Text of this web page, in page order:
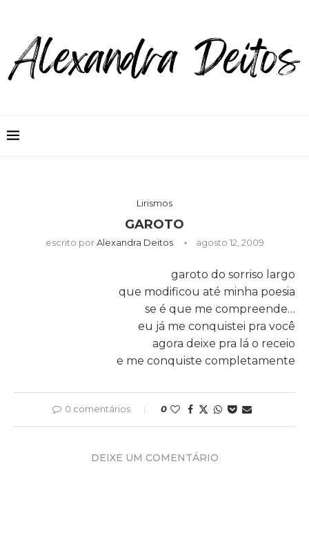
Lirismos
GAROTO
escrito porAlexandra Deitos agosto 12, 2009
garoto do sorriso largo
que modificou até minha poesia
se é que me compreende…
eu já me conquistei pra você
agora deixe pra lá o receio
e me conquiste completamente
0 comentários 0
DEIXE UM COMENTÁRIO